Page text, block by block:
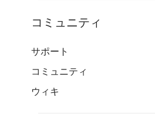
コミュニティ
サポート
コミュニティ
ウィキ